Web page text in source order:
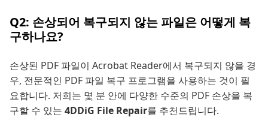
Q2: 손상되어 복구되지 않는 파일은 어떻게 복
구하나요?
손상된 PDF 파일이 Acrobat Reader에서 복구되지 않을 경
우, 전문적인 PDF 파일 복구 프로그램을 사용하는 것이 필
요합니다. 저희는 몇 분 안에 다양한 수준의 PDF 손상을 복
구할 수 있는 4DDiG File Repair를 추천드립니다.